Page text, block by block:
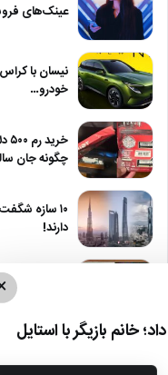
عینک‌های
خودرو…
چگونه جان
۱۰ سازه
دارند!
هم به
خانم بازیگر با استایل